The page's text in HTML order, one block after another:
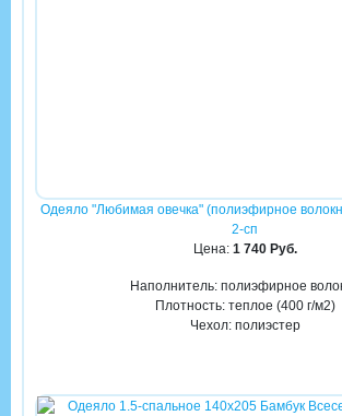
Одеяло "Любимая овечка" (полиэфирное
2-сп
Цена: 1 740 Руб.
Наполнитель: полиэфирное
Плотность: теплое (400 г/м2)
Чехол: полиэстер